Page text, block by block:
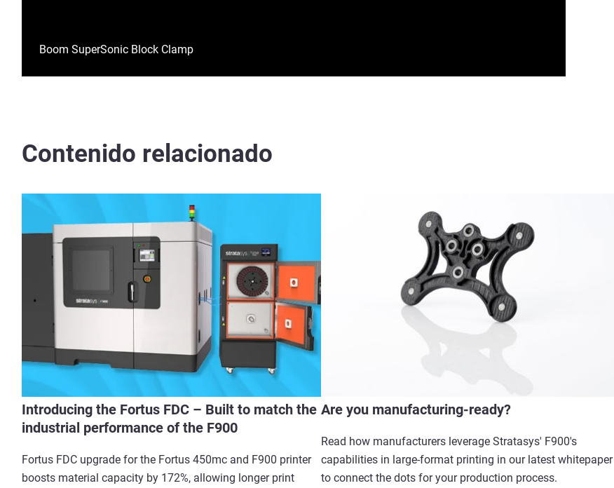
Boom SuperSonic Block Clamp
Contenido relacionado
Introducing the Fortus FDC – Built to match the
industrial performance of the F900
Fortus FDC upgrade for the Fortus 450mc and F900 printer
boosts material capacity by 172%, allowing longer print
Are you manufacturing-ready?
Read how manufacturers leverage Stratasys' F900's
capabilities in large-format printing in our latest whitepaper
to connect the dots for your production process.